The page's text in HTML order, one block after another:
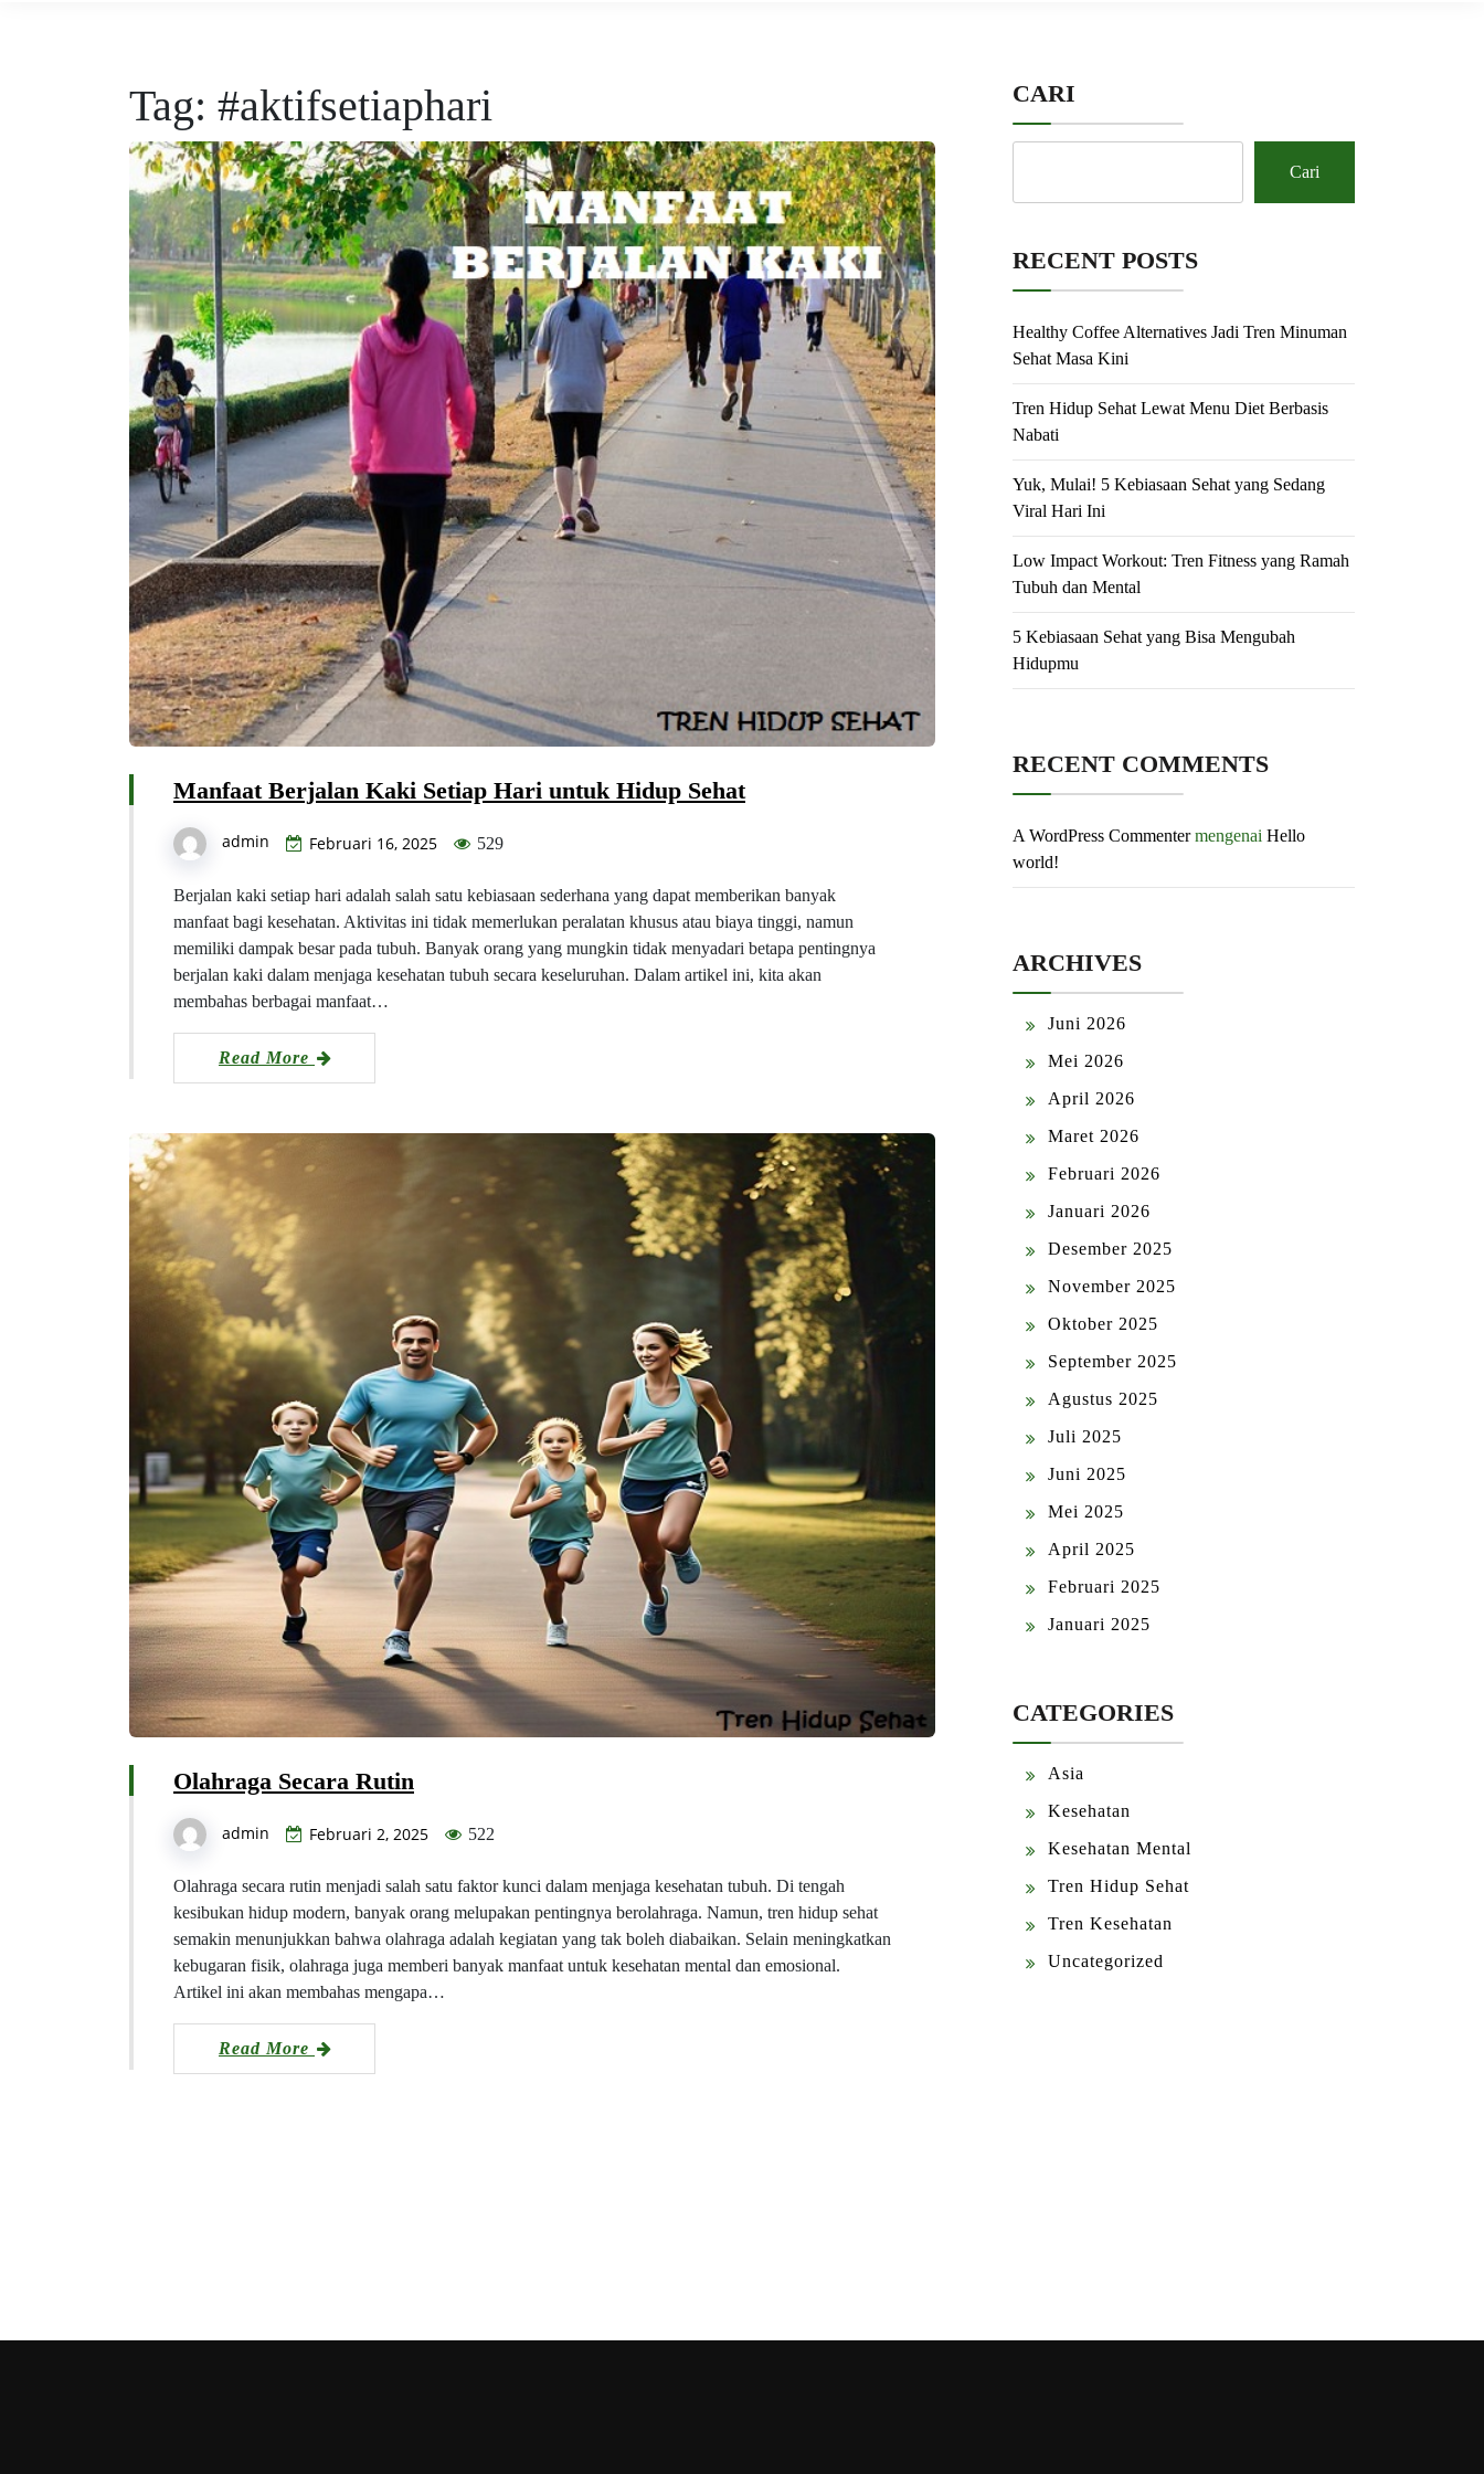
Tag: #aktifsetiaphari
Manfaat Berjalan Kaki Setiap Hari untuk Hidup Sehat
admin Februari 16, 2025 529
Berjalan kaki setiap hari adalah salah satu kebiasaan sederhana yang dapat memberikan banyak
manfaat bagi kesehatan. Aktivitas ini tidak memerlukan peralatan khusus atau biaya tinggi, namun
memiliki dampak besar pada tubuh. Banyak orang yang mungkin tidak menyadari betapa pentingnya
berjalan kaki dalam menjaga kesehatan tubuh secara keseluruhan. Dalam artikel ini, kita akan
membahas berbagai manfaat…
Read More
Olahraga Secara Rutin
admin Februari 2, 2025 522
Olahraga secara rutin menjadi salah satu faktor kunci dalam menjaga kesehatan tubuh. Di tengah
kesibukan hidup modern, banyak orang melupakan pentingnya berolahraga. Namun, tren hidup sehat
semakin menunjukkan bahwa olahraga adalah kegiatan yang tak boleh diabaikan. Selain meningkatkan
kebugaran fisik, olahraga juga memberi banyak manfaat untuk kesehatan mental dan emosional.
Artikel ini akan membahas mengapa…
Read More
CARI
Cari
RECENT POSTS
Healthy Coffee Alternatives Jadi Tren Minuman
Sehat Masa Kini
Tren Hidup Sehat Lewat Menu Diet Berbasis
Nabati
Yuk, Mulai! 5 Kebiasaan Sehat yang Sedang
Viral Hari Ini
Low Impact Workout: Tren Fitness yang Ramah
Tubuh dan Mental
5 Kebiasaan Sehat yang Bisa Mengubah
Hidupmu
RECENT COMMENTS
A WordPress Commentermengenai Hello
world!
ARCHIVES
Juni 2026
Mei 2026
April 2026
Maret 2026
Februari 2026
Januari 2026
Desember 2025
November 2025
Oktober 2025
September 2025
Agustus 2025
Juli 2025
Juni 2025
Mei 2025
April 2025
Februari 2025
Januari 2025
CATEGORIES
Asia
Kesehatan
Kesehatan Mental
Tren Hidup Sehat
Tren Kesehatan
Uncategorized